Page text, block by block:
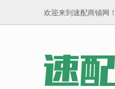
欢迎来到速配商铺网！